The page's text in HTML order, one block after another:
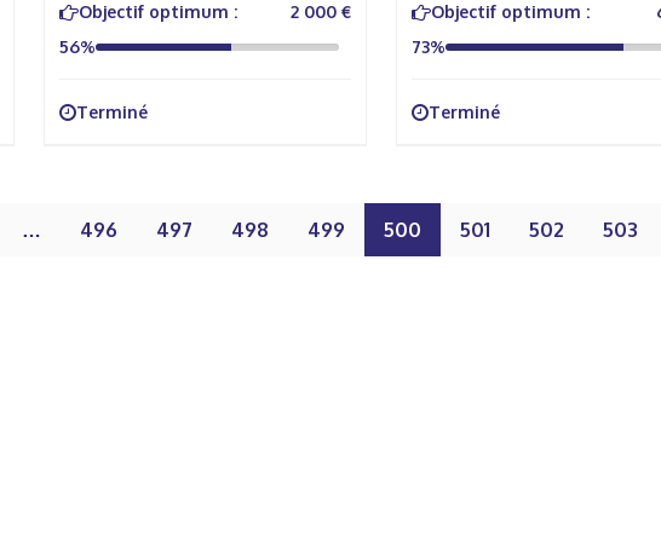
Objectif optimum :
2 000 €
56%
Terminé
Objectif optimum :
73%
Terminé
… 496 497 498 499 500 501 502 503